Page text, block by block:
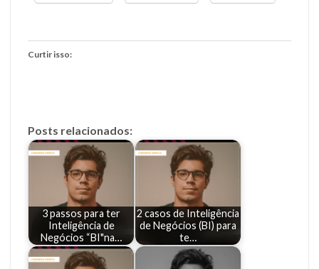
Curtir isso:
Posts relacionados:
3 passos para ter
Inteligência de
Negócios “BI"na…
2 casos de Inteligência
de Negócios (BI) para
te…